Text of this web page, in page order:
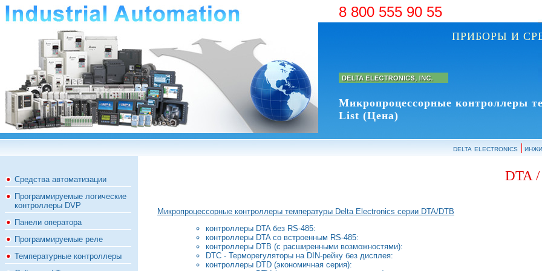
Микропроцессорные контроллеры
List (Цена)
ПРИБОРЫ И
8 800 555 90 55
delta electronics
Средства автоматизации
Программируемые логические
контроллеры DVP
Панели оператора
Программируемые реле
Температурные контроллеры
DTA
Микропроцессорные контроллеры температуры Delta Electronics серии DTA/DTB
контроллеры DTA без RS-485:
контроллеры DTA со встроенным RS-485:
контроллеры DTB (с расширенными возможностями):
DTC - Терморегуляторы на DIN-рейку без дисплея:
контроллеры DTD (экономичная серия):